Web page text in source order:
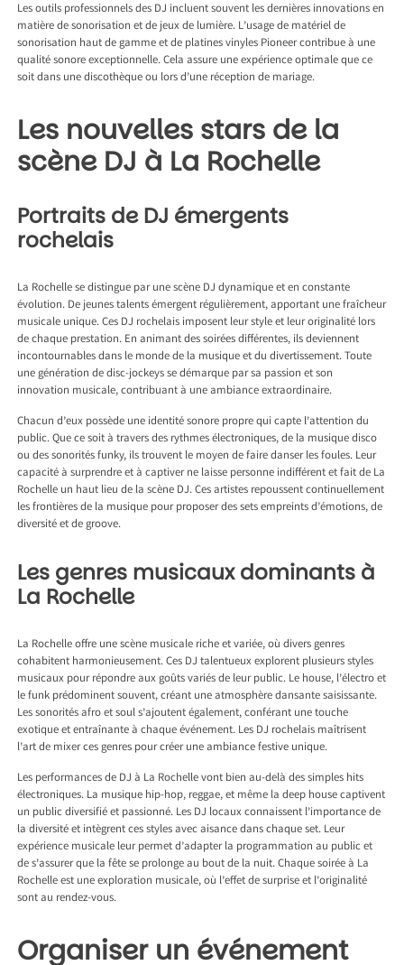
Les outils professionnels des DJ incluent souvent les dernières innovations en
matière de sonorisation et de jeux de lumière. L’usage de matériel de
sonorisation haut de gamme et de platines vinyles Pioneer contribue à une
qualité sonore exceptionnelle. Cela assure une expérience optimale que ce
soit dans une discothèque ou lors d’une réception de mariage.
Les nouvelles stars de la
scène DJ à La Rochelle
Portraits de DJ émergents
rochelais
La Rochelle se distingue par une scène DJ dynamique et en constante
évolution. De jeunes talents émergent régulièrement, apportant une fraîcheur
musicale unique. Ces DJ rochelais imposent leur style et leur originalité lors
de chaque prestation. En animant des soirées différentes, ils deviennent
incontournables dans le monde de la musique et du divertissement. Toute
une génération de disc-jockeys se démarque par sa passion et son
innovation musicale, contribuant à une ambiance extraordinaire.
Chacun d’eux possède une identité sonore propre qui capte l’attention du
public. Que ce soit à travers des rythmes électroniques, de la musique disco
ou des sonorités funky, ils trouvent le moyen de faire danser les foules. Leur
capacité à surprendre et à captiver ne laisse personne indifférent et fait de La
Rochelle un haut lieu de la scène DJ. Ces artistes repoussent continuellement
les frontières de la musique pour proposer des sets empreints d’émotions, de
diversité et de groove.
Les genres musicaux dominants à
La Rochelle
La Rochelle offre une scène musicale riche et variée, où divers genres
cohabitent harmonieusement. Ces DJ talentueux explorent plusieurs styles
musicaux pour répondre aux goûts variés de leur public. Le house, l’électro et
le funk prédominent souvent, créant une atmosphère dansante saisissante.
Les sonorités afro et soul s’ajoutent également, conférant une touche
exotique et entraînante à chaque événement. Les DJ rochelais maîtrisent
l’art de mixer ces genres pour créer une ambiance festive unique.
Les performances de DJ à La Rochelle vont bien au-delà des simples hits
électroniques. La musique hip-hop, reggae, et même la deep house captivent
un public diversifié et passionné. Les DJ locaux connaissent l’importance de
la diversité et intègrent ces styles avec aisance dans chaque set. Leur
expérience musicale leur permet d’adapter la programmation au public et
de s’assurer que la fête se prolonge au bout de la nuit. Chaque soirée à La
Rochelle est une exploration musicale, où l’effet de surprise et l’originalité
sont au rendez-vous.
Organiser un événement